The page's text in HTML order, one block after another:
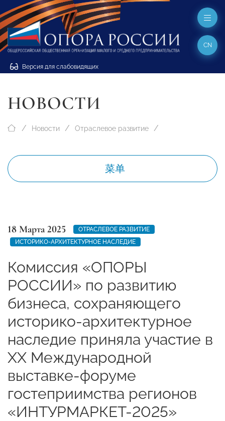
Версия для слабовидящих
CN
НОВОСТИ
Новости Отраслевое развитие
菜单
18 Марта 2025
ОТРАСЛЕВОЕ РАЗВИТИЕ
ИСТОРИКО-АРХИТЕКТУРНОЕ НАСЛЕДИЕ
Комиссия «ОПОРЫ
РОССИИ» по развитию
бизнеса, сохраняющего
историко-архитектурное
наследие приняла участие в
XХ Международной
выставке-форуме
гостеприимства регионов
«ИНТУРМАРКЕТ-2025»